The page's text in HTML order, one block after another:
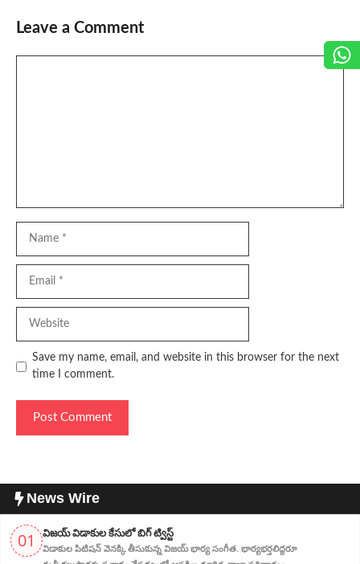
Leave a Comment
Save my name, email, and website in this browser for the next
time I comment.
News Wire
01 విజ‌య్ విడాకుల కేసులో బిగ్ ట్విస్ట్‌
విడాకుల‌ పిటిషన్ వెన‌క్కి తీసుకున్న విజ‌య్ భార్య‌ సంగీత. భార్య‌భ‌ర్త‌లిద్ద‌రూ